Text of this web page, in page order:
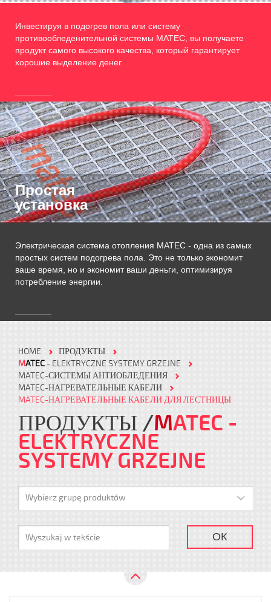
Инвестируя в подогрев пола или систему
противообледенительной системы MATEC, вы получаете
продукт самого высокого качества, который гарантирует
хорошие выделение денег.
Простая
установка
Электрическая система отопления MATEC - одна из самых
простых систем подогрева пола. Это не только экономит
ваше время, но и экономит ваши деньги, оптимизируя
потребление энергии.
HOME
ПРОДУКТЫ
MATEC - ELEKTRYCZNE SYSTEMY GRZEJNE
MATEC-СИСТЕМЫ АНТИОБЛЕДЕНИЯ
MATEC-НАГРЕВАТЕЛЬНЫЕ КАБЕЛИ
MATEC-НАГРЕВАТЕЛЬНЫЕ КАБЕЛИ ДЛЯ ЛЕСТНИЦЫ
ПРОДУКТЫ MATEC -
ELEKTRYCZNE
SYSTEMY GRZEJNE
Wybierz grupę produktów
ОК